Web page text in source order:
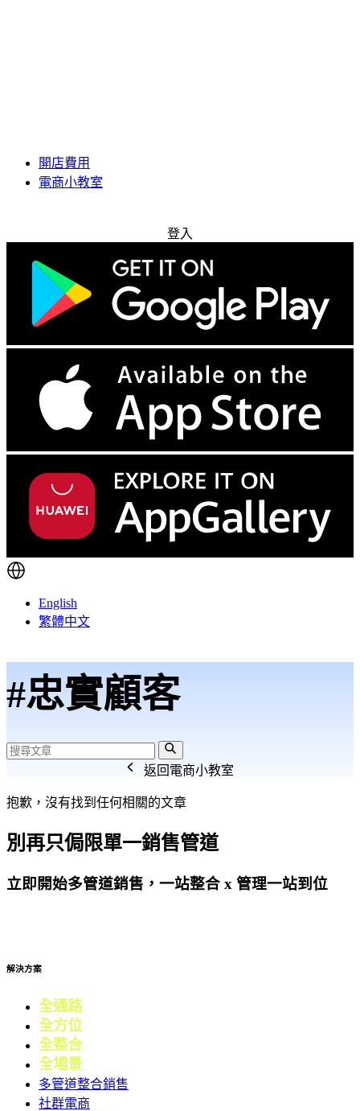
開店費用
電商小教室
登入
English
繁體中文
#忠實顧客
返回電商小教室
抱歉，沒有找到任何相關的文章
別再只侷限單一銷售管道
立即開始多管道銷售，一站整合 x 管理一站到位
解決方案
全通路電商
全方位
全整合行銷
全場景
多管道整合銷售
社群電商